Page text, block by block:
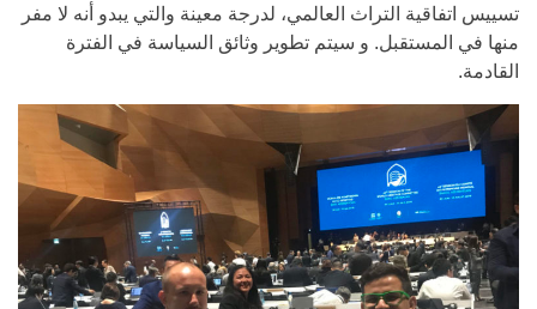
تسييس اتفاقية التراث العالمي، لدرجة معينة والتي يبدو أنه لا مفر
منها في المستقبل. و سيتم تطوير وثائق السياسة في الفترة
القادمة.